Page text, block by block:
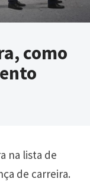
como
na lista de
de carreira.